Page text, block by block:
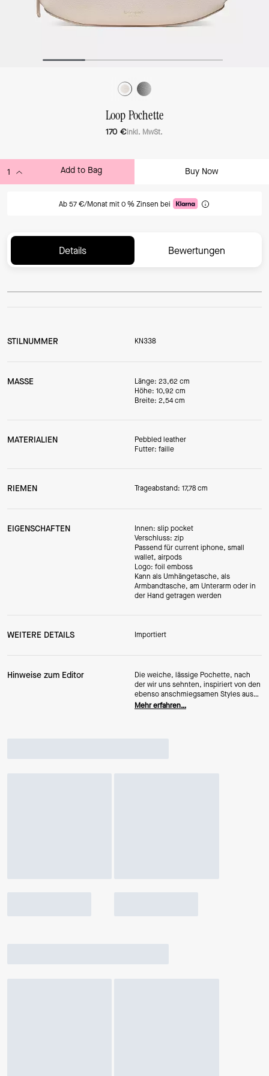
Loop Pochette
170 €inkl. MwSt.
Add to Bag Buy Now
Ab 57 €/Monat mit 0 % Zinsen bei
Details Bewertungen
STILNUMMER KN338
MASSE
Länge: 23,62 cm
Höhe: 10,92 cm
Breite: 2,54 cm
MATERIALIEN
Pebbled leather
Futter: faille
RIEMEN Trageabstand: 17,78 cm
EIGENSCHAFTEN
Innen: slip pocket
Verschluss: zip
Passend für current iphone, small
wallet, airpods
Logo: foil emboss
Kann als Umhängetasche, als
Armbandtasche, am Unterarm oder in
der Hand getragen werden
WEITERE DETAILS Importiert
Hinweise zum Editor
Die weiche, lässige Pochette, nach
der wir uns sehnten, inspiriert von den
ebenso anschmiegsamen Styles aus
unseren Archiven der frühen 90er und
Mehr erfahren…